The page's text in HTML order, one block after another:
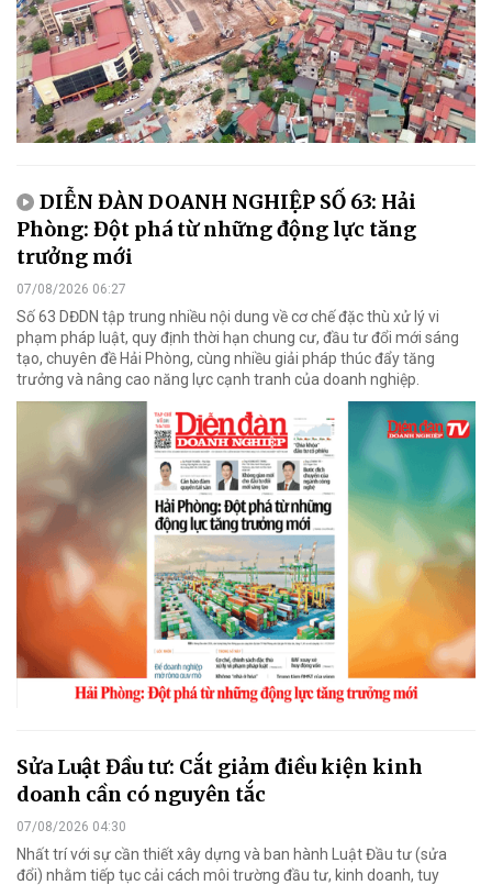
DIỄN ĐÀN DOANH NGHIỆP SỐ 63: Hải
Phòng: Đột phá từ những động lực tăng
trưởng mới
07/08/2026 06:27
Số 63 DĐDN tập trung nhiều nội dung về cơ chế đặc thù xử lý vi
phạm pháp luật, quy định thời hạn chung cư, đầu tư đổi mới sáng
tạo, chuyên đề Hải Phòng, cùng nhiều giải pháp thúc đẩy tăng
trưởng và nâng cao năng lực cạnh tranh của doanh nghiệp.
Sửa Luật Đầu tư: Cắt giảm điều kiện kinh
doanh cần có nguyên tắc
07/08/2026 04:30
Nhất trí với sự cần thiết xây dựng và ban hành Luật Đầu tư (sửa
đổi) nhằm tiếp tục cải cách môi trường đầu tư, kinh doanh, tuy